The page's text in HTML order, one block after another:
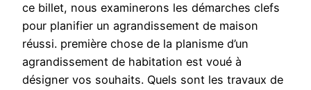
ce billet, nous examinerons les démarches clefs
pour planifier un agrandissement de maison
réussi. première chose de la planisme d’un
agrandissement de habitation est voué à
désigner vos souhaits. Quels sont les travaux de